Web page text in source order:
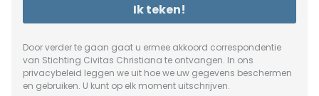
Ik teken!
Door verder te gaan gaat u ermee akkoord correspondentie
van Stichting Civitas Christiana te ontvangen. In ons
privacybeleid leggen we uit hoe we uw gegevens beschermen
en gebruiken. U kunt op elk moment uitschrijven.